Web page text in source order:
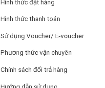
Hình thức đặt hàng
Hình thức thanh toán
Sử dụng Voucher/ E-voucher
Phương thức vận chuyên
Chính sách đổi trả hàng
Hướng dẫn sử dụng